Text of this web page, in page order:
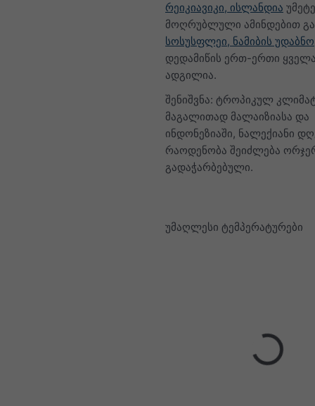
რეიკიავიკი, ისლანდია
მოღრუბლული ამინდებით
სოსუსფლეი, ნამიბის უდაბნო
დედამიწის ერთ-ერთი
ადგილია.
შენიშვნა: ტროპიკულ
მაგალითად მალაიზიასა და
ინდონეზიაში, ნალექიანი
რაოდენობა შეიძლება
გადაჭარბებული.
უმაღლესი ტემპერატურები